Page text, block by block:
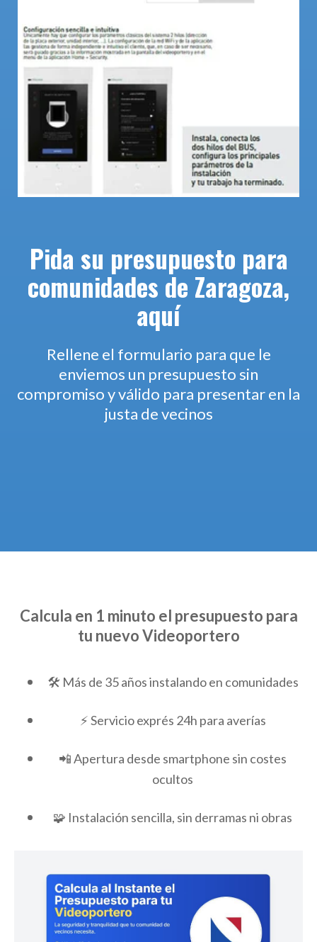
Pida su presupuesto para
comunidades de Zaragoza,
aquí
Rellene el formulario para que le
enviemos un presupuesto sin
compromiso y válido para presentar en la
justa de vecinos
Calcula en 1 minuto el presupuesto para
tu nuevo Videoportero
🛠️ Más de 35 años instalando en comunidades
⚡ Servicio exprés 24h para averías
📲 Apertura desde smartphone sin costes
ocultos
🧩 Instalación sencilla, sin derramas ni obras